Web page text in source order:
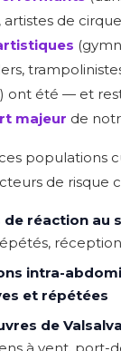
artistes de
ont été — et
majeur de
populations
de risque
de réaction au
intra-
et répétées
de
à vent, port-